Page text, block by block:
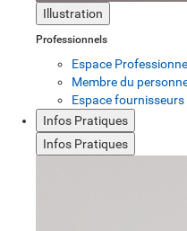
Illustration
Professionnels
Espace
Membre du
Espace fournisseurs
Infos Pratiques
Infos Pratiques